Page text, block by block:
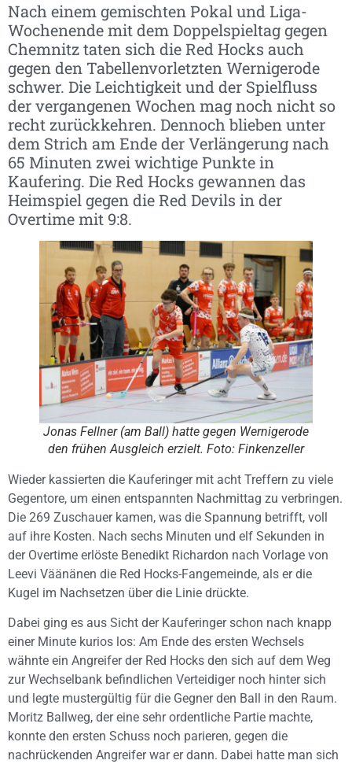
Nach einem gemischten Pokal und Liga-
Wochenende mit dem Doppelspieltag gegen
Chemnitz taten sich die Red Hocks auch
gegen den Tabellenvorletzten Wernigerode
schwer. Die Leichtigkeit und der Spielfluss
der vergangenen Wochen mag noch nicht so
recht zurückkehren. Dennoch blieben unter
dem Strich am Ende der Verlängerung nach
65 Minuten zwei wichtige Punkte in
Kaufering. Die Red Hocks gewannen das
Heimspiel gegen die Red Devils in der
Overtime mit 9:8.
Jonas Fellner (am Ball) hatte gegen Wernigerode
den frühen Ausgleich erzielt. Foto: Finkenzeller
Wieder kassierten die Kauferinger mit acht Treffern zu viele
Gegentore, um einen entspannten Nachmittag zu verbringen.
Die 269 Zuschauer kamen, was die Spannung betrifft, voll
auf ihre Kosten. Nach sechs Minuten und elf Sekunden in
der Overtime erlöste Benedikt Richardon nach Vorlage von
Leevi Väänänen die Red Hocks-Fangemeinde, als er die
Kugel im Nachsetzen über die Linie drückte.
Dabei ging es aus Sicht der Kauferinger schon nach knapp
einer Minute kurios los: Am Ende des ersten Wechsels
wähnte ein Angreifer der Red Hocks den sich auf dem Weg
zur Wechselbank befindlichen Verteidiger noch hinter sich
und legte mustergültig für die Gegner den Ball in den Raum.
Moritz Ballweg, der eine sehr ordentliche Partie machte,
konnte den ersten Schuss noch parieren, gegen die
nachrückenden Angreifer war er dann. Dabei hatte man sich